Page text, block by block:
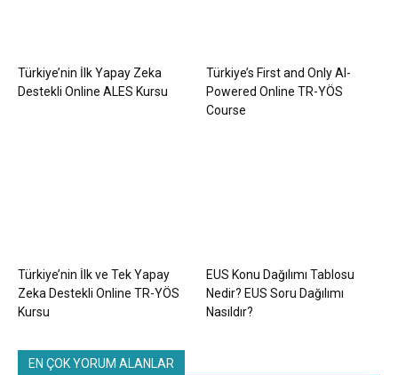
Türkiye’nin İlk Yapay Zeka
Destekli Online ALES Kursu
Türkiye’s First and Only AI-
Powered Online TR-YÖS
Course
Türkiye’nin İlk ve Tek Yapay
Zeka Destekli Online TR-YÖS
Kursu
EUS Konu Dağılımı Tablosu
Nedir? EUS Soru Dağılımı
Nasıldır?
EN ÇOK YORUM ALANLAR